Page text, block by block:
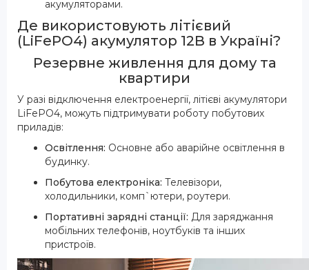
акумуляторами.
Де використовують літієвий
(LiFePO4) акумулятор 12В в Україні?
Резервне живлення для дому та
квартири
У разі відключення електроенергії, літієві акумулятори
LiFePO4, можуть підтримувати роботу побутових
приладів:
Освітлення: Основне або аварійне освітлення в
будинку.
Побутова електроніка: Телевізори,
холодильники, комп`ютери, роутери.
Портативні зарядні станції: Для заряджання
мобільних телефонів, ноутбуків та інших
пристроїв.